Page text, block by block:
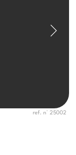
ref. n° 25002